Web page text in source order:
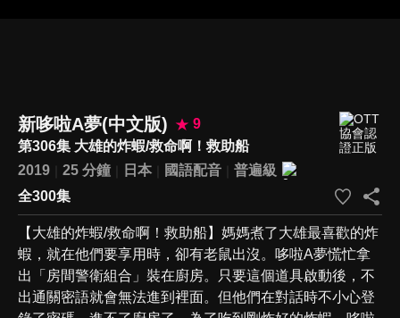
新哆啦A夢(中文版)
9
第306集 大雄的炸蝦/救命啊！救助船
2019
25 分鐘 日本 國語配音
普遍級
全300集
【大雄的炸蝦/救命啊！救助船】媽媽煮了大雄最喜歡的炸
蝦，就在他們要享用時，卻有老鼠出沒。哆啦A夢慌忙拿
出「房間警衛組合」裝在廚房。只要這個道具啟動後，不
出通關密語就會無法進到裡面。但他們在對話時不小心登